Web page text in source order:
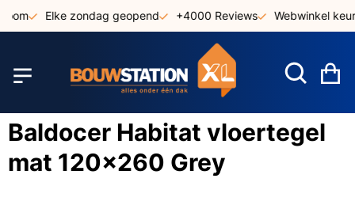
naar
Elke zondag geopend +4000 Reviews Webwinkel
Baldocer Habitat vloertegel
mat 120x260 Grey